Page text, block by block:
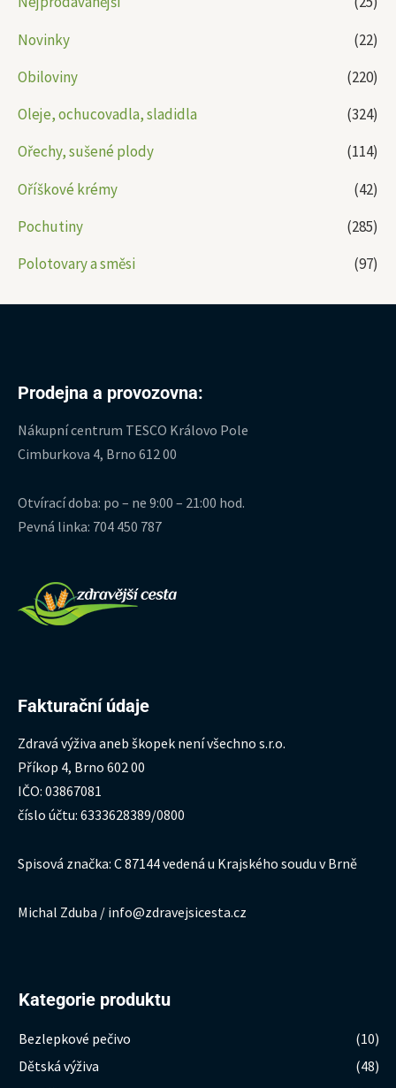
Novinky
(22)
Obiloviny
(220)
Oleje, ochucovadla, sladidla
(324)
Ořechy, sušené plody
(114)
Oříškové krémy
(42)
Pochutiny
(285)
Polotovary a směsi
(97)
Prodejna a provozovna:
Nákupní centrum TESCO Královo Pole
Cimburkova 4, Brno 612 00
Otvírací doba: po – ne 9:00 – 21:00 hod.
Pevná linka: 704 450 787
Fakturační údaje
Zdravá výživa aneb škopek není všechno s.r.o.
Příkop 4, Brno 602 00
IČO: 03867081
číslo účtu: 6333628389/0800
Spisová značka: C 87144 vedená u Krajského soudu v Brně
Michal Zduba / info@zdravejsicesta.cz
Kategorie produktu
Bezlepkové pečivo
(10)
Dětská výživa
(48)